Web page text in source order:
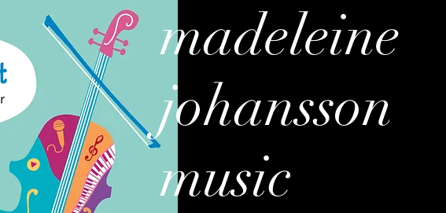
madeleine
johansson
music